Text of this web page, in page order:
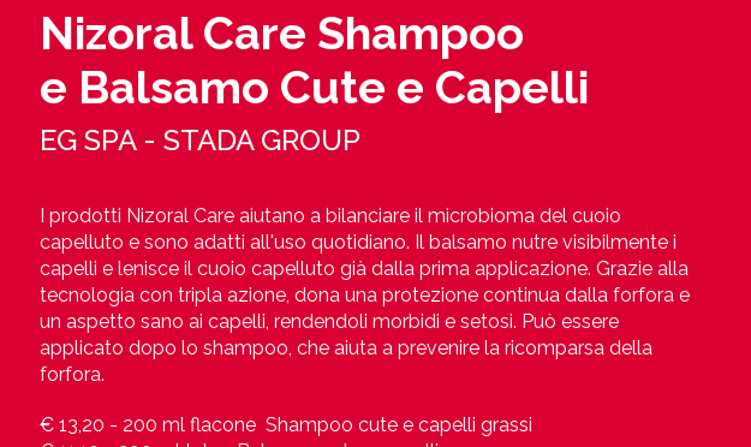
Nizoral Care Shampoo
e Balsamo Cute e Capelli
EG SPA - STADA GROUP
I prodotti Nizoral Care aiutano a bilanciare il microbioma del cuoio
capelluto e sono adatti all'uso quotidiano. Il balsamo nutre visibilmente i
capelli e lenisce il cuoio capelluto già dalla prima applicazione. Grazie alla
tecnologia con tripla azione, dona una protezione continua dalla forfora e
un aspetto sano ai capelli, rendendoli morbidi e setosi. Può essere
applicato dopo lo shampoo, che aiuta a prevenire la ricomparsa della
forfora.
€ 13,20 - 200 ml flacone Shampoo cute e capelli grassi